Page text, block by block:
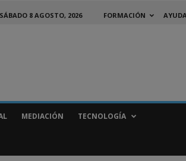
SÁBADO 8 AGOSTO, 2026 FORMACIÓN
MEDIACIÓN TECNOLOGÍA